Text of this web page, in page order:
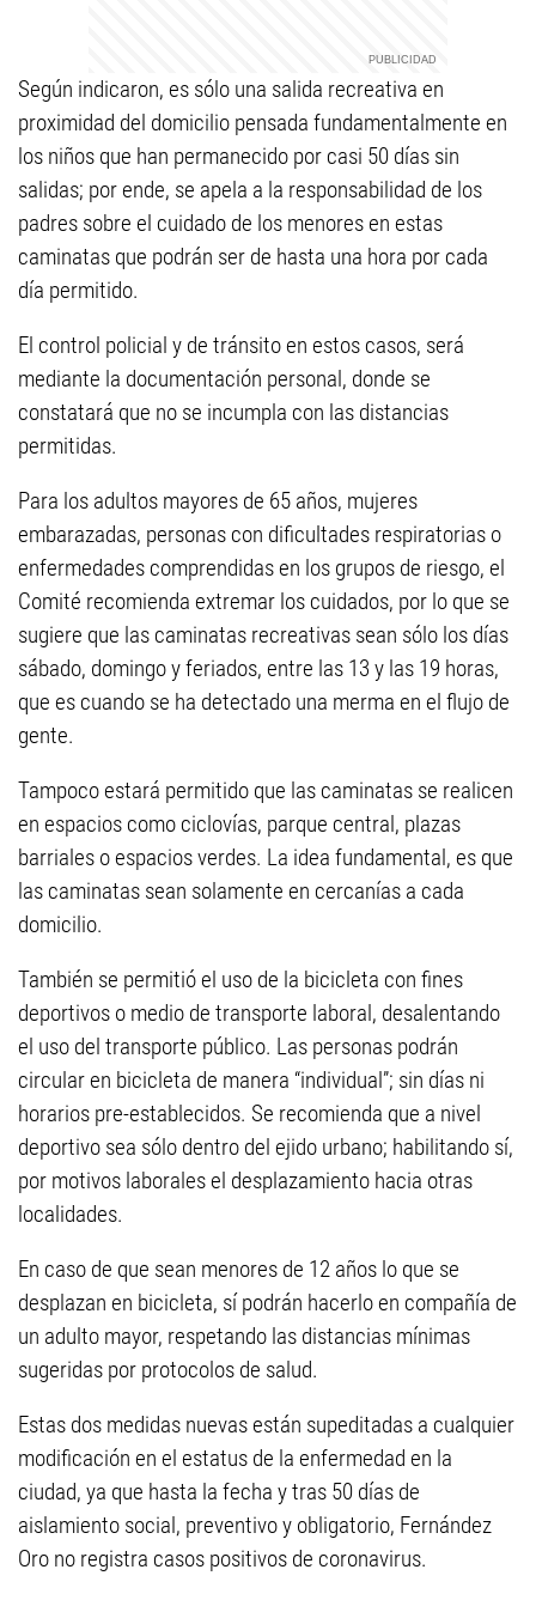
Según indicaron, es sólo una salida recreativa en
proximidad del domicilio pensada fundamentalmente en
los niños que han permanecido por casi 50 días sin
salidas; por ende, se apela a la responsabilidad de los
padres sobre el cuidado de los menores en estas
caminatas que podrán ser de hasta una hora por cada
día permitido.
El control policial y de tránsito en estos casos, será
mediante la documentación personal, donde se
constatará que no se incumpla con las distancias
permitidas.
Para los adultos mayores de 65 años, mujeres
embarazadas, personas con dificultades respiratorias o
enfermedades comprendidas en los grupos de riesgo, el
Comité recomienda extremar los cuidados, por lo que se
sugiere que las caminatas recreativas sean sólo los días
sábado, domingo y feriados, entre las 13 y las 19 horas,
que es cuando se ha detectado una merma en el flujo de
gente.
Tampoco estará permitido que las caminatas se realicen
en espacios como ciclovías, parque central, plazas
barriales o espacios verdes. La idea fundamental, es que
las caminatas sean solamente en cercanías a cada
domicilio.
También se permitió el uso de la bicicleta con fines
deportivos o medio de transporte laboral, desalentando
el uso del transporte público. Las personas podrán
circular en bicicleta de manera “individual”; sin días ni
horarios pre-establecidos. Se recomienda que a nivel
deportivo sea sólo dentro del ejido urbano; habilitando sí,
por motivos laborales el desplazamiento hacia otras
localidades.
En caso de que sean menores de 12 años lo que se
desplazan en bicicleta, sí podrán hacerlo en compañía de
un adulto mayor, respetando las distancias mínimas
sugeridas por protocolos de salud.
Estas dos medidas nuevas están supeditadas a cualquier
modificación en el estatus de la enfermedad en la
ciudad, ya que hasta la fecha y tras 50 días de
aislamiento social, preventivo y obligatorio, Fernández
Oro no registra casos positivos de coronavirus.